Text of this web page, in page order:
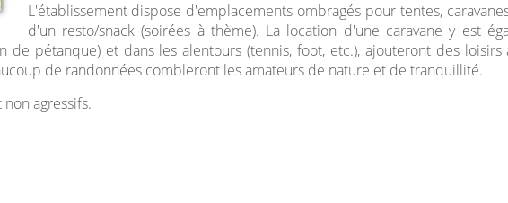
L'établissement dispose d'emplacements ombragés pour tentes,
d'un resto/snack (soirées à thème). La location d'une caravane y est
de pétanque) et dans les alentours (tennis, foot, etc.), ajouteront des
de randonnées combleront les amateurs de nature et de tranquillité.
agressifs.